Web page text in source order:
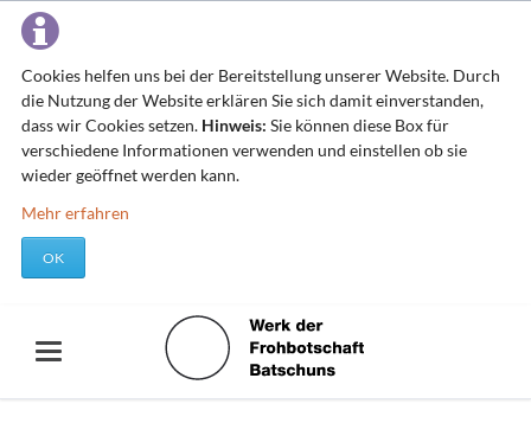
Cookies helfen uns bei der Bereitstellung unserer Website. Durch
die Nutzung der Website erklären Sie sich damit einverstanden,
dass wir Cookies setzen. Hinweis: Sie können diese Box für
verschiedene Informationen verwenden und einstellen ob sie
wieder geöffnet werden kann.
Mehr erfahren
OK